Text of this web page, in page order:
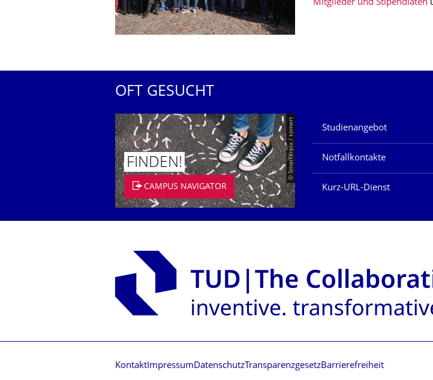
Mitglieder und Stipendiaten
OFT GESUCHT
© Smarterpix / tomert
FINDEN!
CAMPUS NAVIGATOR
Unsere Dienste
Studienangebot
Notfallkontakte
Kurz-URL-Dienst
Kontakt Impressum DatenschutzTransparenzgesetzBarrierefreiheit